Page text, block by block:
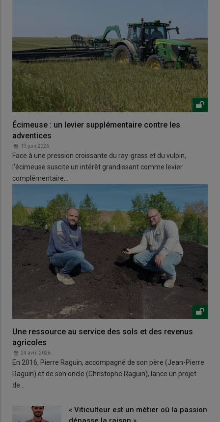
Écimeuse : un levier supplémentaire contre les
adventices
19 juin 2026
Face à une pression croissante du ray-grass et du vulpin,
l’écimeuse suscite un intérêt grandissant comme levier
complémentaire…
Une ressource au service des sols et des revenus
agricoles
24 avril 2026
En 2016, Pierre Raguin, accompagné de son père (Jean-Pierre
Raguin) et de son oncle (Christophe Raguin), lance un projet
de…
« Viticulteur est un métier où la passion